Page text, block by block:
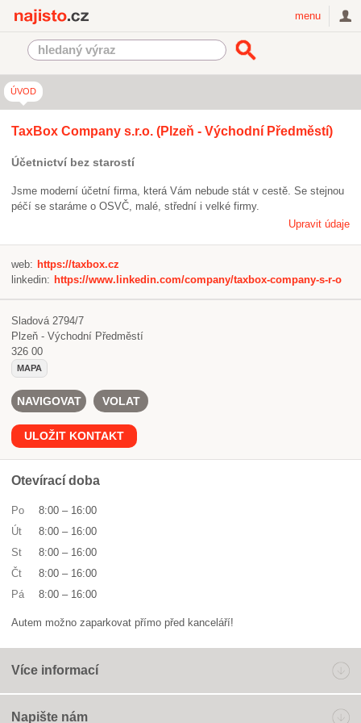
menu
ÚVOD
TaxBox Company s.r.o. (Plzeň - Východní Předměstí)
Účetnictví bez starostí
Jsme moderní účetní firma, která Vám nebude stát v cestě. Se stejnou
péčí se staráme o OSVČ, malé, střední i velké firmy.
Upravit údaje
web: https://taxbox.cz
linkedin: https://www.linkedin.com/company/taxbox-company-s-r-o
Sladová 2794/7
Plzeň - Východní Předměstí
326 00
MAPA
NAVIGOVAT VOLAT
ULOŽIT KONTAKT
Otevírací doba
Po 8:00 – 16:00
Út
8:00 – 16:00
St
8:00 – 16:00
Čt
8:00 – 16:00
Pá
8:00 – 16:00
Autem možno zaparkovat přímo před kanceláří!
Více informací
Napište nám